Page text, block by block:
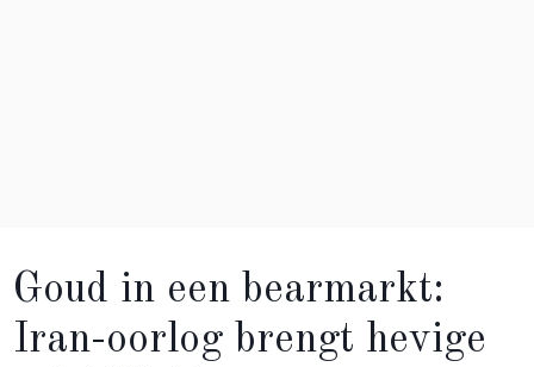
Goud in een bearmarkt:
Iran-oorlog brengt hevige